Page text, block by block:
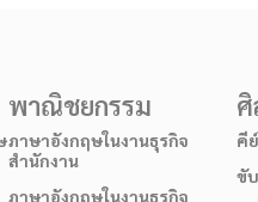
พาณิชยกรรม
ภาษาอังกฤษในงานธุรกิจ
สำนักงาน
ภาษาอังกฤษในงานธุรกิจ
คี
ขั